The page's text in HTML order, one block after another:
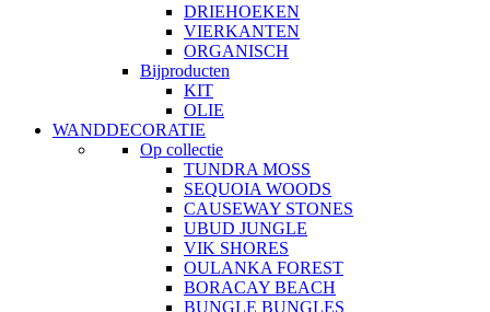
DRIEHOEKEN
VIERKANTEN
ORGANISCH
Bijproducten
KIT
OLIE
WANDDECORATIE
Op collectie
TUNDRA MOSS
SEQUOIA WOODS
CAUSEWAY STONES
UBUD JUNGLE
VIK SHORES
OULANKA FOREST
BORACAY BEACH
BUNGLE BUNGLES